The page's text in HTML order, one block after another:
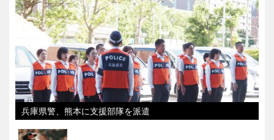
兵庫県警、熊本に支援部隊を派遣